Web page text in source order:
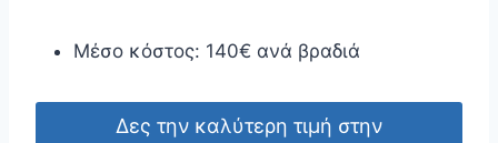
Μέσο κόστος: 140€ ανά βραδιά
Δες την καλύτερη τιμή στην